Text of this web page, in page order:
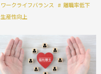
ワークライフバランス # 離職率低下
生産性向上